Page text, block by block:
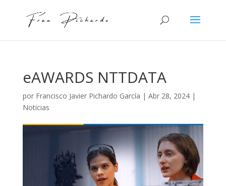
eAWARDS NTTDATA
por Francisco Javier Pichardo García | Abr 28, 2024|
Noticias